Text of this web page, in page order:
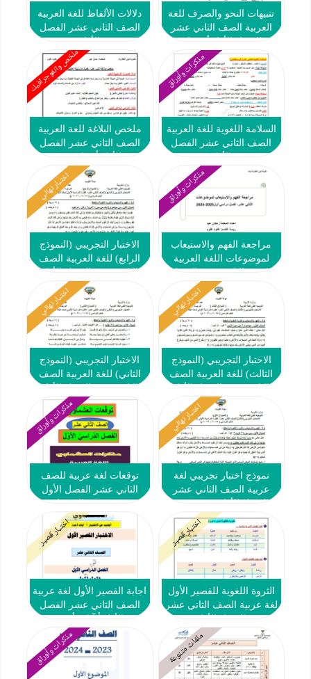
تنبيهات النحو والصرف للغة
العربية الصف الثاني عشر
الضباعني
دلالات الألفاظ للغة العربية
الصف الثاني عشر الفصل
مذكرات وأوراق
السلامة اللغوية للغة العربية
الصف الثاني عشر الفصل
ملخص وانفوجرافيك
ملخص البلاغة للغة العربية
الصف الثاني عشر الفصل
مذكرات وأوراق
مراجعة الفهم والاستيعاب
لموضوعات اللغة العربية
اختبار نهائي
الاختبار التجريبي (النموذج
الرابع) للغة العربية الصف
2025-2026
اختبار نهائي
الاختبار التجريبي (النموذج
الثالث) للغة العربية الصف
2025-2026
اختبار نهائي
الاختبار التجريبي (النموذج
الثاني) للغة العربية الصف
2025-2026
اختبار نهائي
نموذج اختبار تجريبي لغة
عربية الصف الثاني عشر
مذكرات وأوراق
توقعات لغة عربية للصف
الثاني عشر الفصل الأول
اختبار قصير
الثروة اللغوية للقصير الأول
لغة عربية الصف الثاني عشر
اختبار قصير
اجابة القصير الأول لغة عربية
الصف الثاني عشر الفصل
ملفات متنوعة مذكرات وأوراق